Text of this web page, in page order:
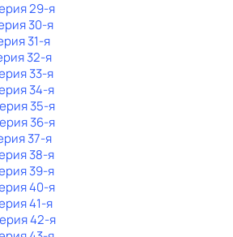
29-я
30-я
31-я
32-я
33-я
34-я
35-я
36-я
37-я
38-я
39-я
40-я
41-я
42-я